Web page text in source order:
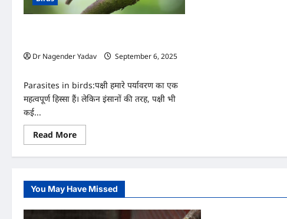
Dr Nagender Yadav
September 6, 2025
Parasites in birds:पक्षी हमारे पर्यावरण का एक
महत्वपूर्ण हिस्सा हैं। लेकिन इंसानों की तरह, पक्षी भी
कई...
Read MoreRead
more
जानें
में
परजीवी
बनते
हैं
You May Have Missed